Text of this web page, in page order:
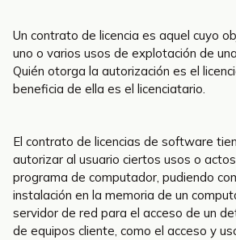
Un contrato de licencia es aquel cuyo
uno o varios usos de explotación de
Quién otorga la autorización es el
beneficia de ella es el licenciatario.
El contrato de licencias de software
autorizar al usuario ciertos usos o
programa de computador, pudiendo
instalación en la memoria de un
servidor de red para el acceso de un
de equipos cliente, como el acceso y